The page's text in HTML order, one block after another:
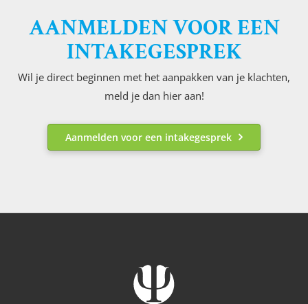
AANMELDEN VOOR EEN
INTAKEGESPREK
Wil je direct beginnen met het aanpakken van je klachten,
meld je dan hier aan!
Aanmelden voor een intakegesprek